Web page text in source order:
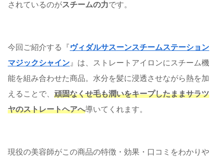
されているのがスチームの力です。
今回ご紹介する『ヴィダルサスーンスチームステーション
マジックシャイン』は、ストレートアイロンにスチーム機
能を組み合わせた商品。水分を髪に浸透させながら熱を加
えることで、 頑固なくせ毛も潤いをキープしたままサラツ
ヤのストレートヘアへ導いてくれます。
現役の美容師がこの商品の特徴・効果・口コミをわかりや